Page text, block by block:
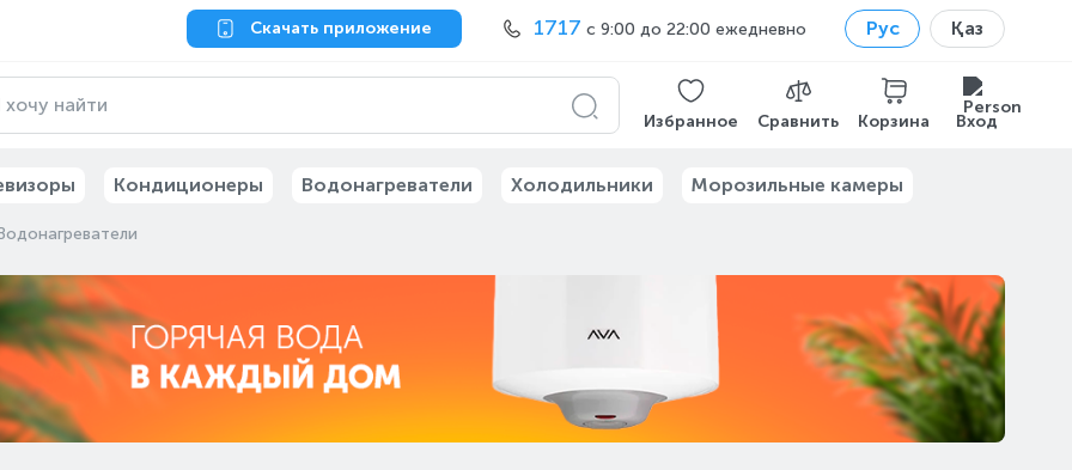
Скачать приложение 1717 с 9:00 до 22:00 ежедневно Рус Қаз
Избранное Сравнить Корзина Вход
Кондиционеры Водонагреватели Холодильники Морозильные камеры